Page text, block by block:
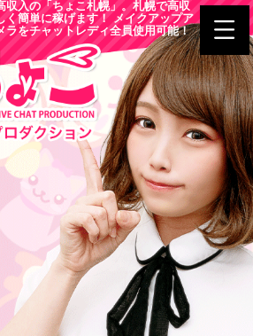
収入の「ちょこ札幌」。札幌で高収
く簡単に稼げます！ メイクアップア
ラをチャットレディ全員使用可能！